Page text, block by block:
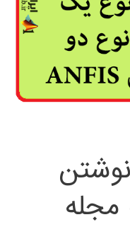
مجله